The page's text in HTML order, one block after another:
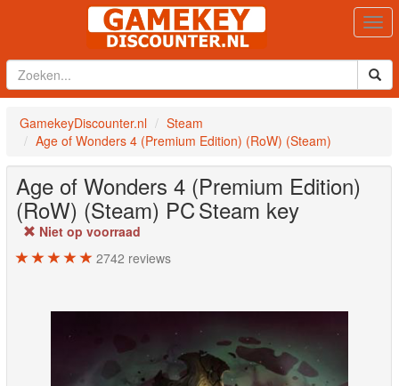
GamekeyDiscounter.nl
Steam
Age of Wonders 4 (Premium Edition) (RoW) (Steam)
Age of Wonders 4 (Premium Edition)
(RoW) (Steam) PCSteam key
Niet op voorraad
2742 reviews